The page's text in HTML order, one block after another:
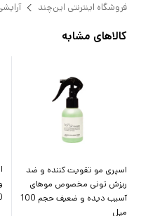
فروشگاه اینترنتی این‌چند
کالاهای مشابه
اسپری مو تقویت کننده و ضد
ریزش تونی مخصوص موهای
آسیب دیده و ضعیف حجم 100
میل